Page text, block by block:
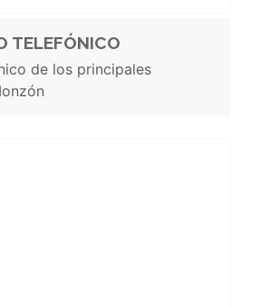
TELEFÓNICO
de los principales